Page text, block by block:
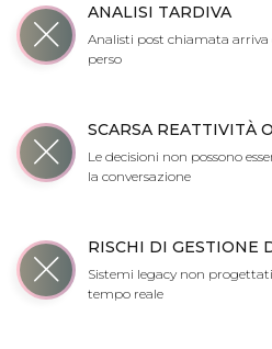
ANALISI TARDIVA
Analisti post chiamata
perso
SCARSA REATTIVITÀ
Le decisioni non possono
la conversazione
RISCHI DI GESTIONE
Sistemi legacy non
tempo reale